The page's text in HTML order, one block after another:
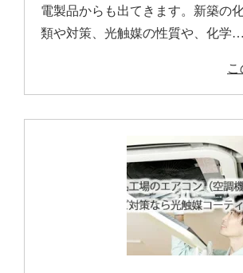
電製品からも出てきます。新築の
類や対策、光触媒の性質や、化学…